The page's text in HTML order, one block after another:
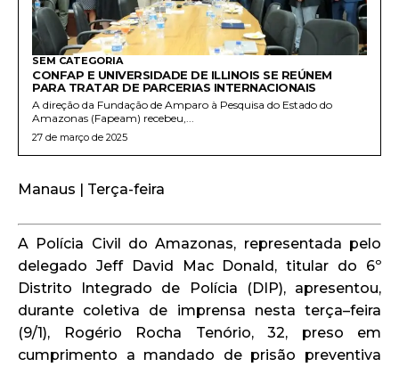
SEM CATEGORIA
CONFAP E UNIVERSIDADE DE ILLINOIS SE REÚNEM
PARA TRATAR DE PARCERIAS INTERNACIONAIS
A direção da Fundação de Amparo à Pesquisa do Estado do
Amazonas (Fapeam) recebeu,...
27 de março de 2025
Manaus | Terça-feira
A Polícia Civil do Amazonas, representada pelo
delegado Jeff David Mac Donald, titular do 6º
Distrito Integrado de Polícia (DIP), apresentou,
durante coletiva de imprensa nesta terça–feira
(9/1), Rogério Rocha Tenório, 32, preso em
cumprimento a mandado de prisão preventiva